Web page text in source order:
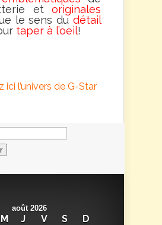
et originales
le sens du détail
taper à l’oeil!
ici l’univers de G-Star
:
août 2026
M J V S
D